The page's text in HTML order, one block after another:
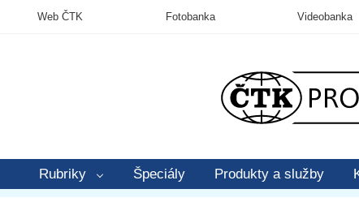
Rubriky Špeciály Produkty a služby
Web ČTK Fotobanka Videobanka